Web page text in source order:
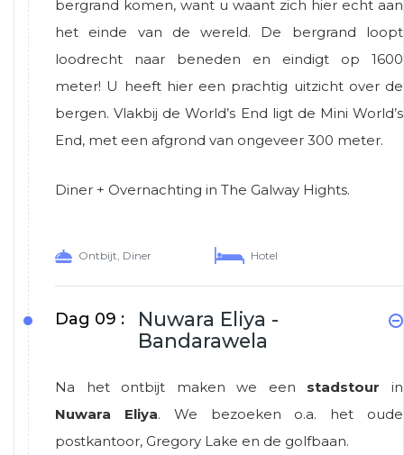
bergrand komen, want u waant zich hier echt aan
het einde van de wereld. De bergrand loopt
loodrecht naar beneden en eindigt op 1600
meter! U heeft hier een prachtig uitzicht over de
bergen. Vlakbij de World’s End ligt de Mini World’s
End, met een afgrond van ongeveer 300 meter.
Diner + Overnachting in The Galway Hights.
Ontbijt, Diner Hotel
Dag 09 :
Nuwara Eliya -
Bandarawela
Na het ontbijt maken we een stadstour in
Nuwara Eliya. We bezoeken o.a. het oude
postkantoor, Gregory Lake en de golfbaan.